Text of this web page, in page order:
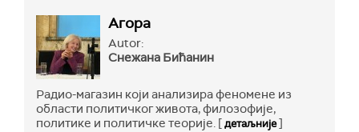
Агора
Autor:
Снежана Бићанин
Радио-магазин који анализира феномене из
области политичког живота, филозофије,
политике и политичке теорије. [детаљније]